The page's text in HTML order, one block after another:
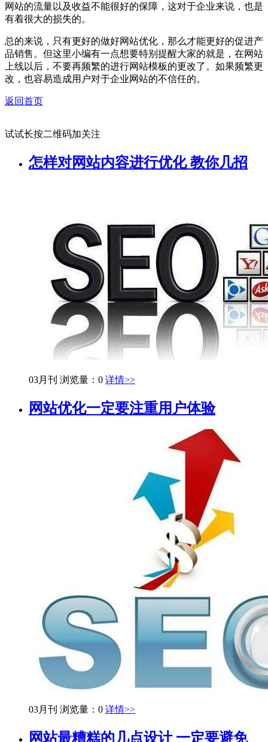
网站的流量以及收益不能很好的保障，这对于企业来说，也是
有着很大的损失的。
总的来说，只有更好的做好网站优化，那么才能更好的促进产
品销售。但这里小编有一点想要特别提醒大家的就是，在网站
上线以后，不要再频繁的进行网站模板的更改了。如果频繁更
改，也容易造成用户对于企业网站的不信任的。
返回首页
试试长按二维码加关注
怎样对网站内容进行优化 教你几招
03月刊 浏览量：0 详情>>
网站优化一定要注重用户体验
03月刊 浏览量：0 详情>>
网站最糟糕的几点设计 一定要避免